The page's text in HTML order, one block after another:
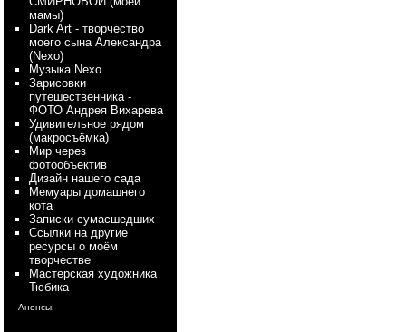
мамы)
Dark Art - творчество
моего сына Александра
(Nexo)
Myзыка Nexo
Зарисовки
путешественника -
ФОТО Андрея Вихарева
Удивительное рядом
(макросъёмка)
Мир через
фотообъектив
Дизайн нашего сада
Мемуары домашнего
кота
Записки сумасшедших
Ссылки на другие
ресурсы о моём
творчестве
Мастерская художника
Тюбика
Анонсы: